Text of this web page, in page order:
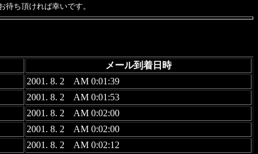
ち頂ければ幸いです。
メール到着日時
2001. 8. 2 AM 0:01:39
2001. 8. 2 AM 0:01:53
2001. 8. 2 AM 0:02:00
2001. 8. 2 AM 0:02:00
2001. 8. 2 AM 0:02:12